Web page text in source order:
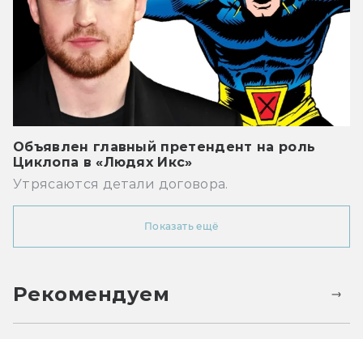
Объявлен главный претендент на роль
Циклопа в «Людях Икс»
Утрясаются детали договора.
Показать ещё
Рекомендуем